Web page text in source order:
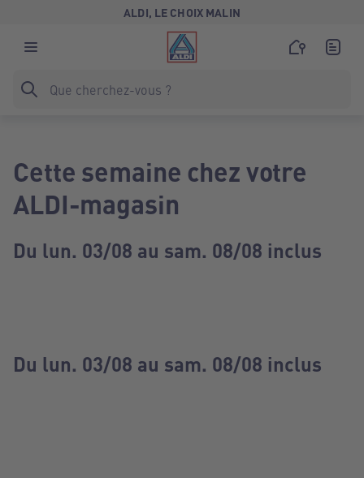
ALDI, LE CHOIX MALIN
Cette semaine chez votre
ALDI-magasin
Du lun. 03/08 au sam. 08/08 inclus
Du lun. 03/08 au sam. 08/08 inclus